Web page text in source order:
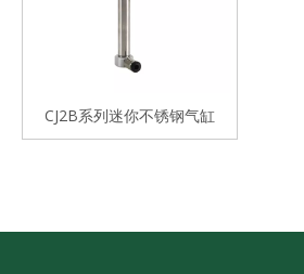
CJ2B系列迷你不锈钢气缸